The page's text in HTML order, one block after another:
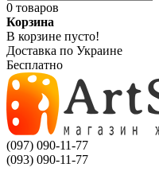
0 товаров
Корзина
В корзине пусто!
Доставка по Украине
Бесплатно
(097) 090-11-77
(093) 090-11-77